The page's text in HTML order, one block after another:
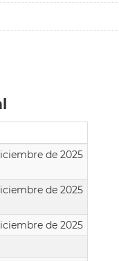
de 2025
de 2025
de 2025